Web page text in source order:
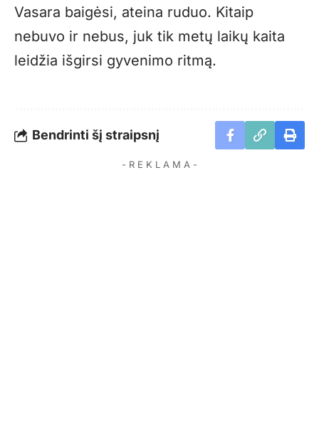
Vasara baigėsi, ateina ruduo. Kitaip
nebuvo ir nebus, juk tik metų laikų kaita
leidžia išgirsi gyvenimo ritmą.
Bendrinti šį straipsnį
- R E K L A M A -